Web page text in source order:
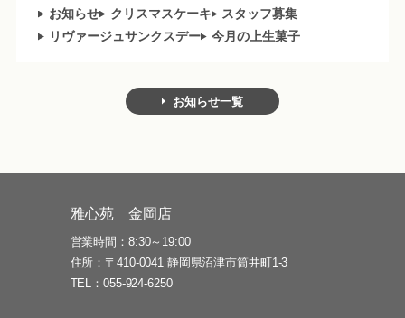
お知らせ クリスマスケーキ
スタッフ募集
リヴァージュサンクスデー
今月の上生菓子
お知らせ一覧
雅心苑 金岡店
営業時間
8:30～19:00
住所
〒410-0041 静岡県沼津市筒井町1-3
TEL
055-924-6250